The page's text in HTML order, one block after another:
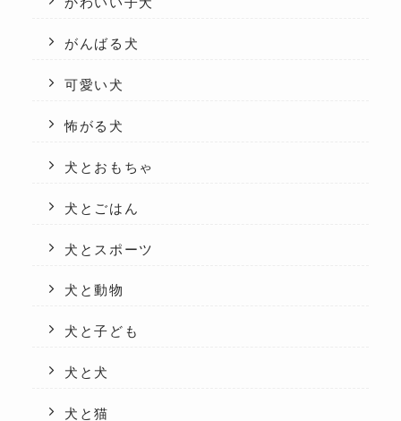
かわいい子犬
がんばる犬
可愛い犬
怖がる犬
犬とおもちゃ
犬とごはん
犬とスポーツ
犬と動物
犬と子ども
犬と犬
犬と猫